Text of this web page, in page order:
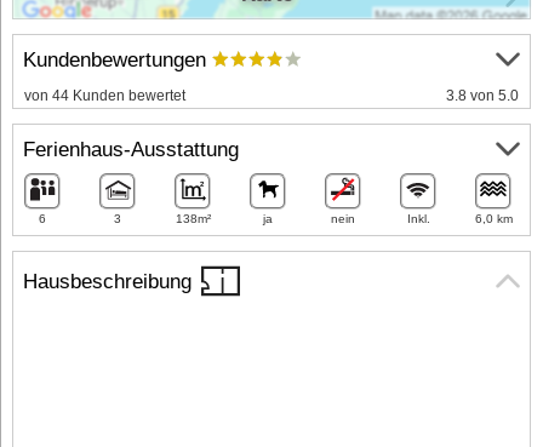
Hausbeschreibung
Kundenbewertungen
von 44 Kunden bewertet 3.8 von 5.0
Ferienhaus-Ausstattung
6 3 138m² ja nein Inkl. 6,0 km